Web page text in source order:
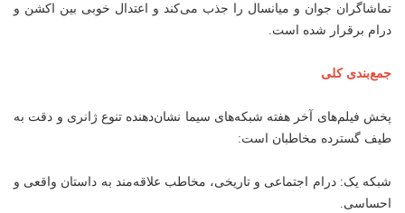
تماشاگران جوان و میانسال را جذب می‌کند و اعتدال خوبی بین اکشن و
درام برقرار شده است.
جمع‌بندی کلی
پخش فیلم‌های آخر هفته شبکه‌های سیما نشان‌دهنده تنوع ژانری و دقت به
طیف گسترده مخاطبان است:
شبکه یک: درام اجتماعی و تاریخی، مخاطب علاقه‌مند به داستان واقعی و
احساسی.